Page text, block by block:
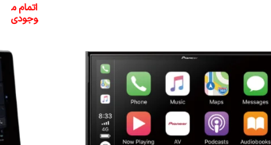
اتمام م
وجودی